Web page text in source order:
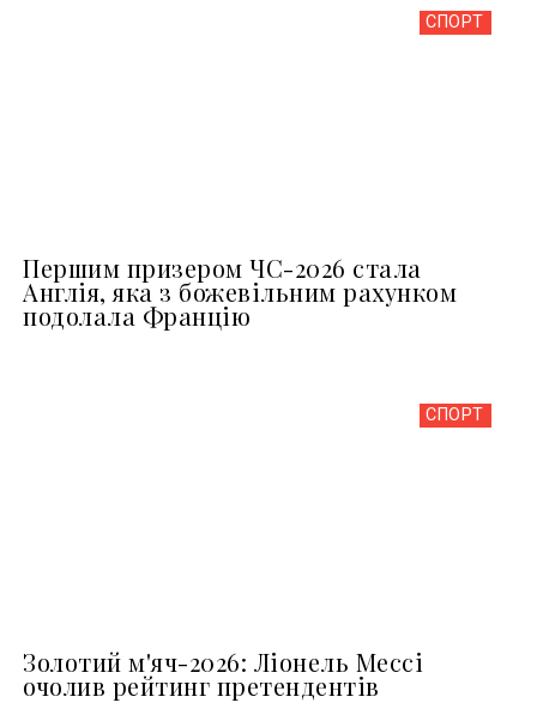
СПОРТ
Першим призером ЧС-2026 стала
Англія, яка з божевільним рахунком
подолала Францію
СПОРТ
Золотий м'яч-2026: Ліонель Мессі
очолив рейтинг претендентів